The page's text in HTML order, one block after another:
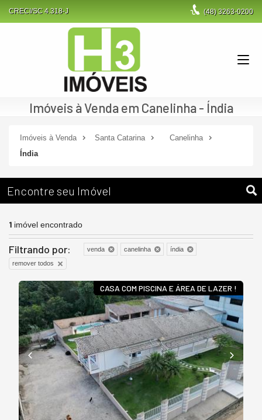
CRECI/SC 4.318-J (48)3263-0200
Imóveis à Venda em Canelinha - Índia
Imóveis à Venda Santa Catarina
Canelinha
Índia
Encontre seu Imóvel
1 imóvel encontrado
Filtrando por: venda canelinha
índia
remover todos
CASA COM PISCINA E ÁREA DE LAZER !